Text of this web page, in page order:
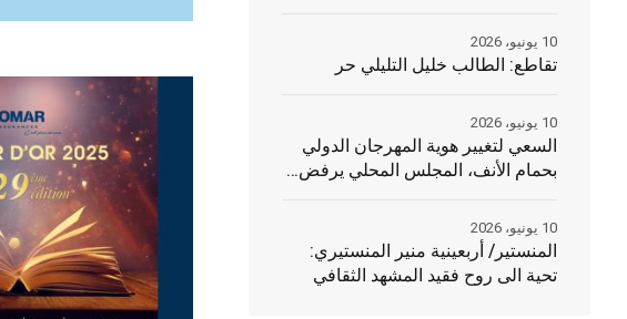
تقاطع: الطالب خليل التليلي حر
10 يونيو، 2026
السعي لتغيير هوية المهرجان الدولي
بحمام الأنف، المجلس المحلي يرفض…
10 يونيو، 2026
المنستير/ أربعينية منير المنستيري:
تحية الى روح فقيد المشهد الثقافي
10 يونيو، 2026